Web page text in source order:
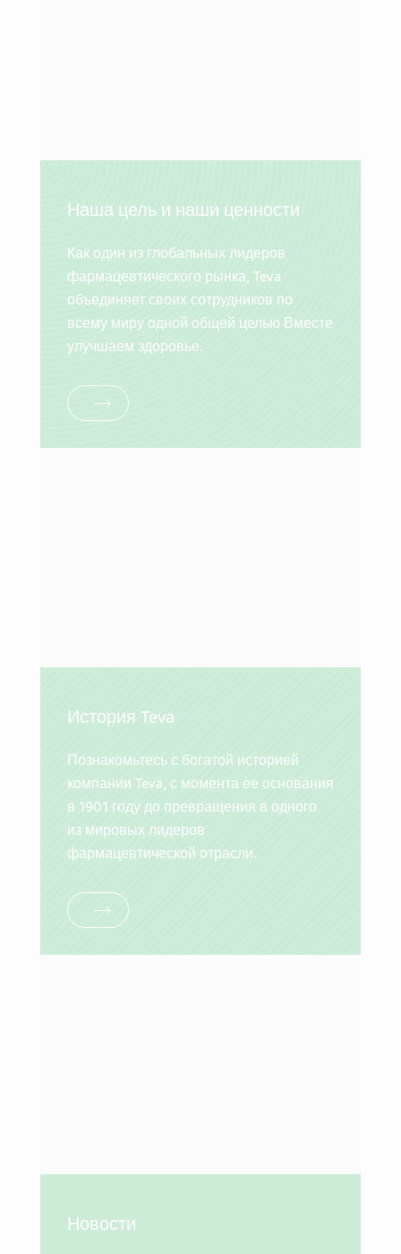
Наша цель и наши ценности
Как один из глобальных лидеров
фармацевтического рынка, Teva
объединяет своих сотрудников по
всему миру одной общей целью Вместе
улучшаем здоровье.
История Teva
Познакомьтесь с богатой историей
компании Teva, с момента ее основания
в 1901 году до превращения в одного
из мировых лидеров
фармацевтической отрасли.
Новости